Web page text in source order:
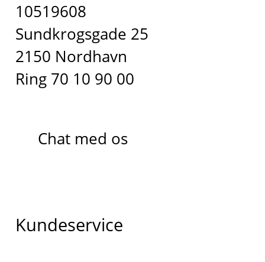
10519608
Sundkrogsgade 25
2150 Nordhavn
Ring 70 10 90 00
Chat med os
Kundeservice